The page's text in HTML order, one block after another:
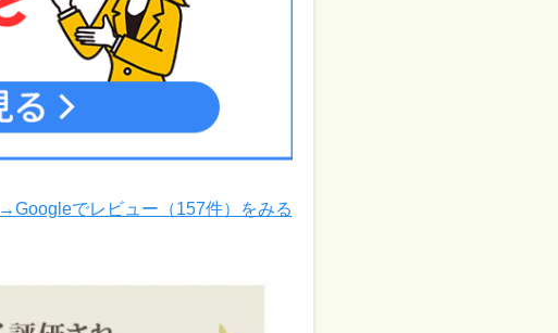
→Googleでレビュー（157件）をみる